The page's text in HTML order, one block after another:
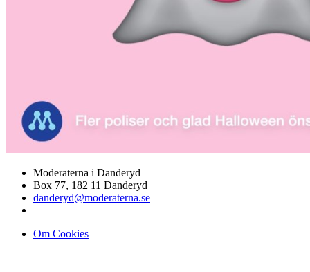
Moderaterna i Danderyd
Box 77, 182 11 Danderyd
danderyd@moderaterna.se
Om Cookies